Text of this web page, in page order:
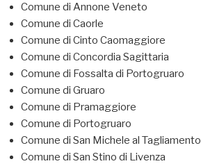
Comune di Annone Veneto
Comune di Caorle
Comune di Cinto Caomaggiore
Comune di Concordia Sagittaria
Comune di Fossalta di Portogruaro
Comune di Gruaro
Comune di Pramaggiore
Comune di Portogruaro
Comune di San Michele al Tagliamento
Comune di San Stino di Livenza